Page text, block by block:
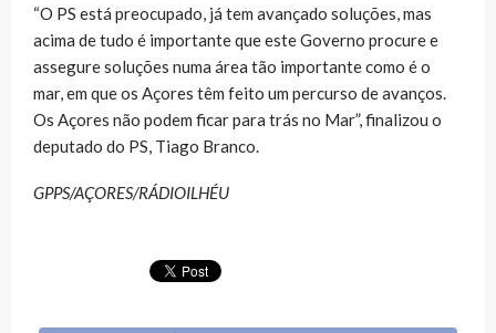
“O PS está preocupado, já tem avançado soluções, mas
acima de tudo é importante que este Governo procure e
assegure soluções numa área tão importante como é o
mar, em que os Açores têm feito um percurso de avanços.
Os Açores não podem ficar para trás no Mar”, finalizou o
deputado do PS, Tiago Branco.
GPPS/AÇORES/RÁDIOILHÉU